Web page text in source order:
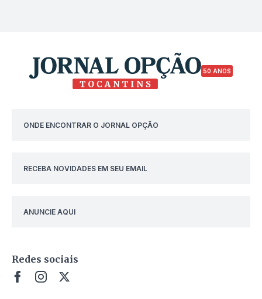
50 ANOS
ONDE ENCONTRAR O JORNAL OPÇÃO
RECEBA NOVIDADES EM SEU EMAIL
ANUNCIE AQUI
Redes sociais